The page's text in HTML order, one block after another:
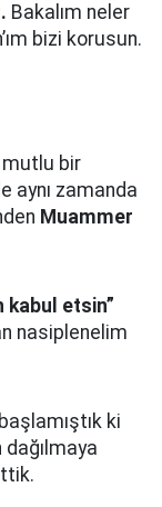
Bakalım neler
bizi korusun.
mutlu bir
aynı zamanda
Muammer
kabul etsin”
nasiplenelim
ki